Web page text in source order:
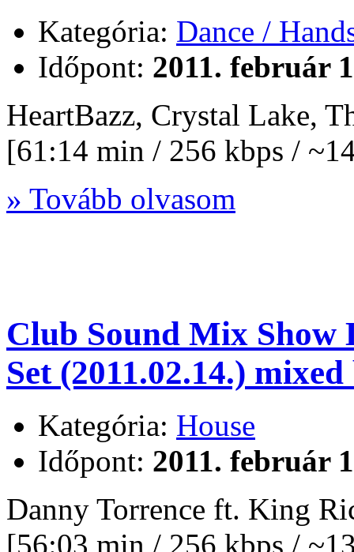
Kategória: Dance /
Időpont: 2011. február
HeartBazz, Crystal Lake,
[61:14 min / 256 kbps /
» Tovább olvasom
Club Sound Mix Show
Set (2011.02.14.)
Kategória: House
Időpont: 2011. február
Danny Torrence ft. King
[56:03 min / 256 kbps /